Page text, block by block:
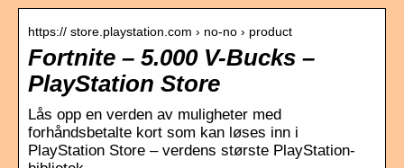
https:// store.playstation.com › no-no › product
Fortnite – 5.000 V-Bucks –
PlayStation Store
Lås opp en verden av muligheter med
forhåndsbetalte kort som kan løses inn i
PlayStation Store – verdens største PlayStation-